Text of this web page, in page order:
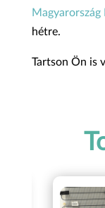
Magyarország
hétre.
Tartson Ön is